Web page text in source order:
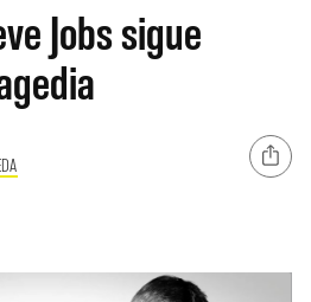
Jobs sigue